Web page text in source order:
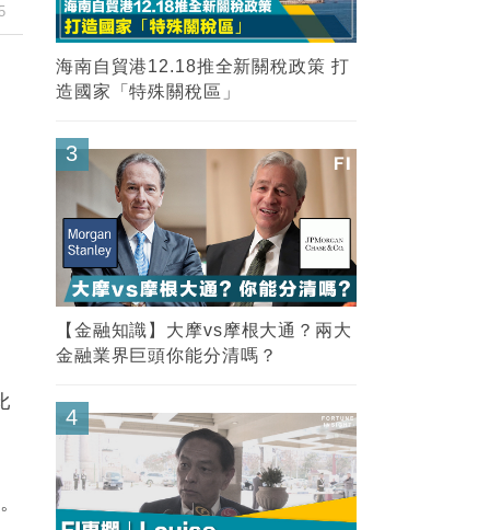
海南自貿港12.18推全新關稅政策 打
造國家「特殊關稅區」
3
【金融知識】大摩vs摩根大通？兩大
金融業界巨頭你能分清嗎？
4